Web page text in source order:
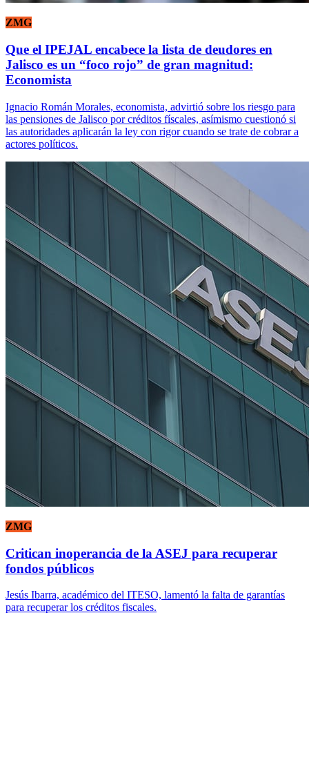
ZMG
Que el IPEJAL encabece la lista de deudores en
Jalisco es un “foco rojo” de gran magnitud:
Economista
Ignacio Román Morales, economista, advirtió sobre los riesgo para
las pensiones de Jalisco por créditos físcales, asímismo cuestionó si
las autoridades aplicarán la ley con rigor cuando se trate de cobrar a
actores políticos.
ZMG
Critican inoperancia de la ASEJ para recuperar
fondos públicos
Jesús Ibarra, académico del ITESO, lamentó la falta de garantías
para recuperar los créditos fiscales.